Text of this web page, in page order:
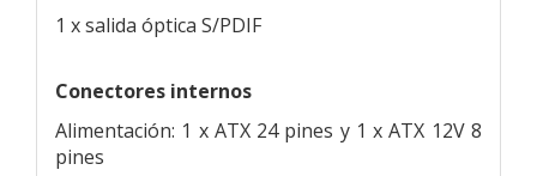
1 x salida óptica S/PDIF
Conectores internos
Alimentación: 1 x ATX 24 pines y 1 x ATX 12V 8
pines